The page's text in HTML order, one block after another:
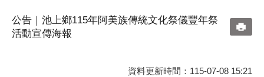
公告｜池上鄉115年阿美族傳統文化祭儀豐年祭
活動宣傳海報
資料更新時間：115-07-08 15:21